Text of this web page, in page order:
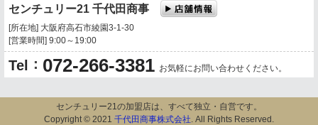
センチュリー21 千代田商事
[所在地] 大阪府高石市綾園3-1-30
[営業時間] 9:00～19:00
Tel ： 072-266-3381 お気軽にお問い合わせください。
センチュリー21の加盟店は、すべて独立・自営です。
Copyright © 2021 千代田商事株式会社. All Rights Reserved.